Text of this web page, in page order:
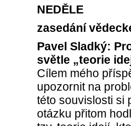
NEDĚLE
zasedání
Pavel Sladký:
světle „teorie
Cílem mého
upozornit na
této souvislosti si
otázku přitom